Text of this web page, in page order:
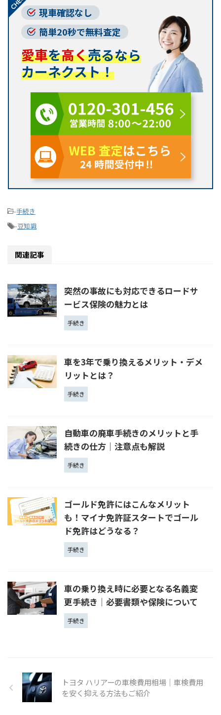
現車確認なし
簡単20秒で無料査定
愛車を高く売るなら
カーネクスト！
-手続き
-豆知識
関連記事
突然の事故にも対応できるロードサ
ービス保険の魅力とは
手続き
車を3年で乗り換えるメリット・デメ
リットとは？
手続き
自動車の廃車手続きのメリットと手
続きの仕方｜注意点も解説
手続き
ゴールド免許にはこんなメリット
も！マイナ免許証スタートでゴール
ド免許はどうなる？
手続き
車の乗り換え時に必要となる名義変
更手続き│必要書類や保険について
手続き
トヨタ ハリアーの車検費用相場│車検費用
を安く抑える方法もご紹介